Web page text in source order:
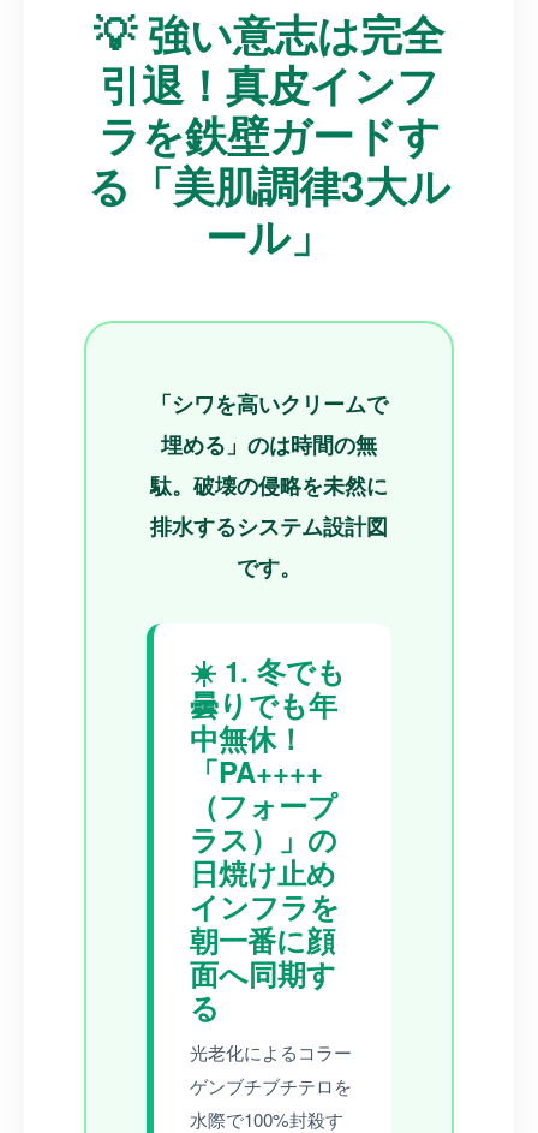
💡 強い意志は完全
引退！真皮インフ
ラを鉄壁ガードす
る「美肌調律3大ル
ール」
「シワを高いクリームで
埋める」のは時間の無
駄。破壊の侵略を未然に
排水するシステム設計図
です。
☀️ 1. 冬でも
曇りでも年
中無休！
「PA++++
（フォープ
ラス）」の
日焼け止め
インフラを
朝一番に顔
面へ同期す
る
光老化によるコラー
ゲンブチブチテロを
水際で100%封殺す